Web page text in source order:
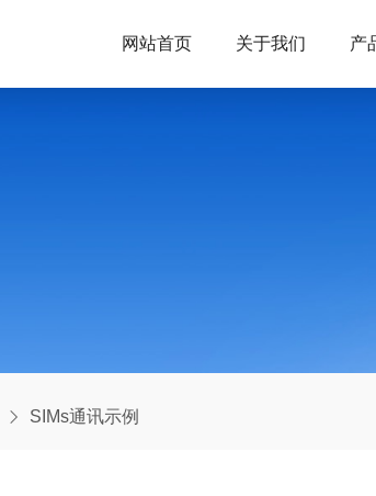
网站首页 关于我们 产
SIMs通讯示例